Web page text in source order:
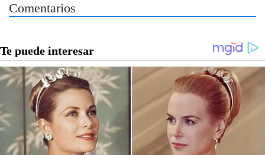
Comentarios